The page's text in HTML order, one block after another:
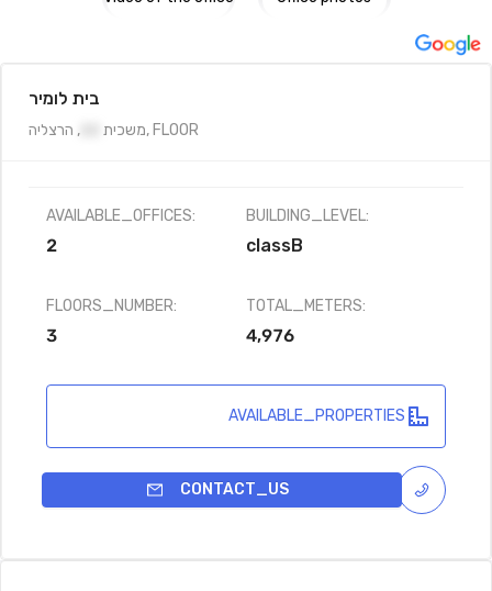
בית לומיר
משכית , הרצליה , FLOOR
AVAILABLE_OFFICES:
2
FLOORS_NUMBER:
3
BUILDING_LEVEL:
classB
TOTAL_METERS:
4,976
AVAILABLE_PROPERTIES
CONTACT_US